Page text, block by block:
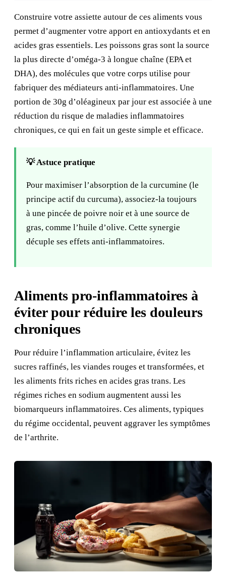
Construire votre assiette autour de ces aliments vous
permet d’augmenter votre apport en antioxydants et en
acides gras essentiels. Les poissons gras sont la source
la plus directe d’oméga-3 à longue chaîne (EPA et
DHA), des molécules que votre corps utilise pour
fabriquer des médiateurs anti-inflammatoires. Une
portion de 30g d’oléagineux par jour est associée à une
réduction du risque de maladies inflammatoires
chroniques, ce qui en fait un geste simple et efficace.
💡 Astuce pratique
Pour maximiser l’absorption de la curcumine (le
principe actif du curcuma), associez-la toujours
à une pincée de poivre noir et à une source de
gras, comme l’huile d’olive. Cette synergie
décuple ses effets anti-inflammatoires.
Aliments pro-inflammatoires à
éviter pour réduire les douleurs
chroniques
Pour réduire l’inflammation articulaire, évitez les
sucres raffinés, les viandes rouges et transformées, et
les aliments frits riches en acides gras trans. Les
régimes riches en sodium augmentent aussi les
biomarqueurs inflammatoires. Ces aliments, typiques
du régime occidental, peuvent aggraver les symptômes
de l’arthrite.